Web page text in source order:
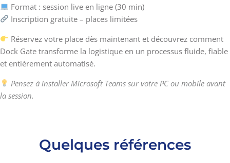
Format : session live en ligne (30 min)
Inscription gratuite – places limitées
Réservez votre place dès maintenant et découvrez comment
Dock Gate transforme la logistique en un processus fluide, fiable
et entièrement automatisé.
Pensez à installer Microsoft Teams sur votre PC ou mobile avant
la session.
Quelques références